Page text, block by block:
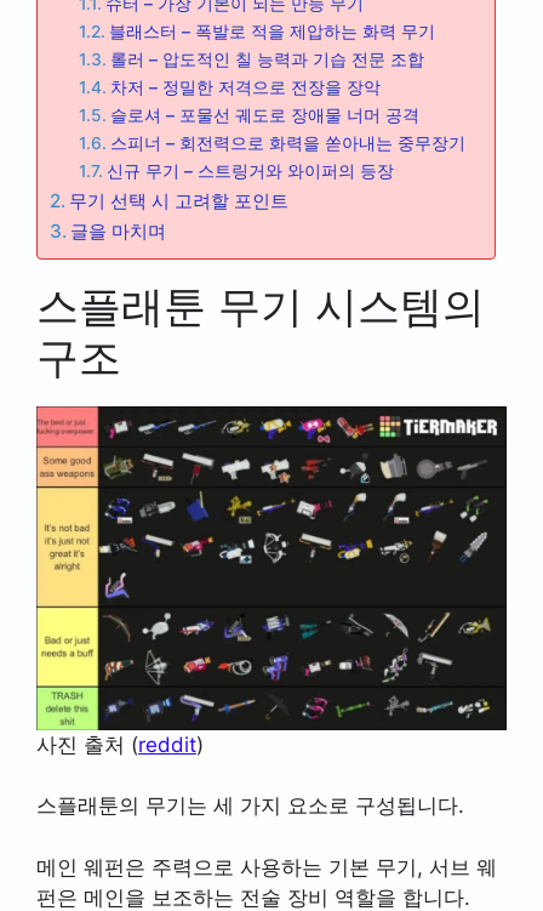
블래스터 – 폭발로 적을 제압하는 화력 무기
롤러 – 압도적인 칠 능력과 기습 전문 조합
차저 – 정밀한 저격으로 전장을 장악
슬로셔 – 포물선 궤도로 장애물 너머 공격
스피너 – 회전력으로 화력을 쏟아내는 중무장기
신규 무기 – 스트링거와 와이퍼의 등장
무기 선택 시 고려할 포인트
글을 마치며
스플래툰 무기 시스템의
구조
사진 출처 (reddit)
스플래툰의 무기는 세 가지 요소로 구성됩니다.
메인 웨펀은 주력으로 사용하는 기본 무기, 서브 웨
펀은 메인을 보조하는 전술 장비 역할을 합니다.